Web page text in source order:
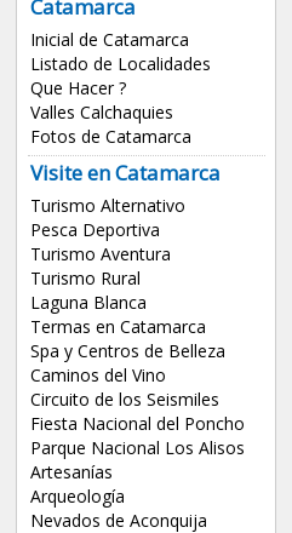
Catamarca
Inicial de Catamarca
Listado de Localidades
Que Hacer ?
Valles Calchaquies
Fotos de Catamarca
Visite en Catamarca
Turismo Alternativo
Pesca Deportiva
Turismo Aventura
Turismo Rural
Laguna Blanca
Termas en Catamarca
Spa y Centros de Belleza
Caminos del Vino
Circuito de los Seismiles
Fiesta Nacional del Poncho
Parque Nacional Los Alisos
Artesanías
Arqueología
Nevados de Aconquija